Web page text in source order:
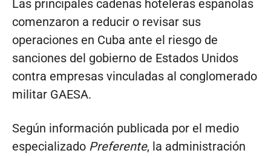
Las principales cadenas hoteleras españolas
comenzaron a reducir o revisar sus
operaciones en Cuba ante el riesgo de
sanciones del gobierno de Estados Unidos
contra empresas vinculadas al conglomerado
militar GAESA.
Según información publicada por el medio
especializado Preferente, la administración